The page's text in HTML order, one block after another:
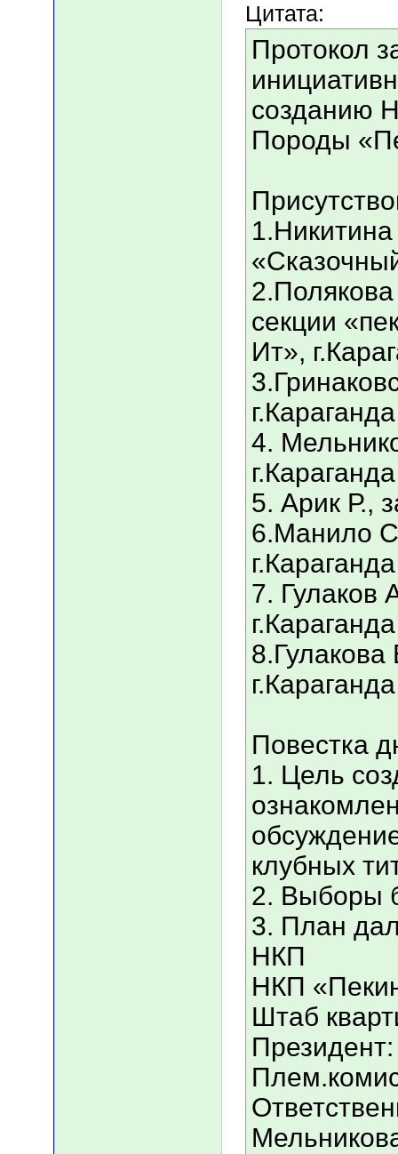
Цитата:
Протокол
созданию
Породы
секции
Ит»,
г.Караганда
4.
г.Караганда
5. Арик Р.,
6.Манило
г.Караганда
7. Гулаков
г.Караганда
8.Гулакова
г.Караганда
Повестка
1. Цель
клубных
2. Выборы
3. План
НКП
НКП
Штаб